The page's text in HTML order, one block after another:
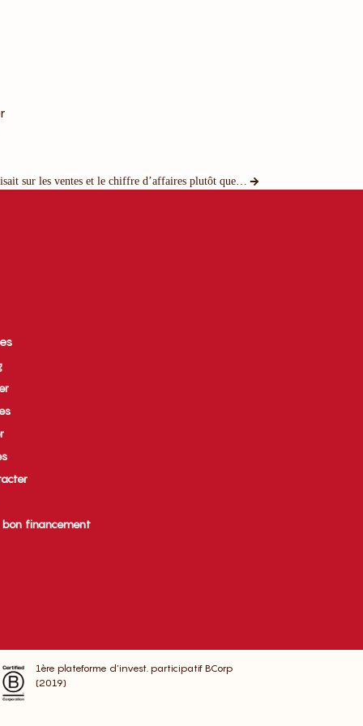
bon financement
1ère plateforme d’invest. participatif BCorp
(2019)